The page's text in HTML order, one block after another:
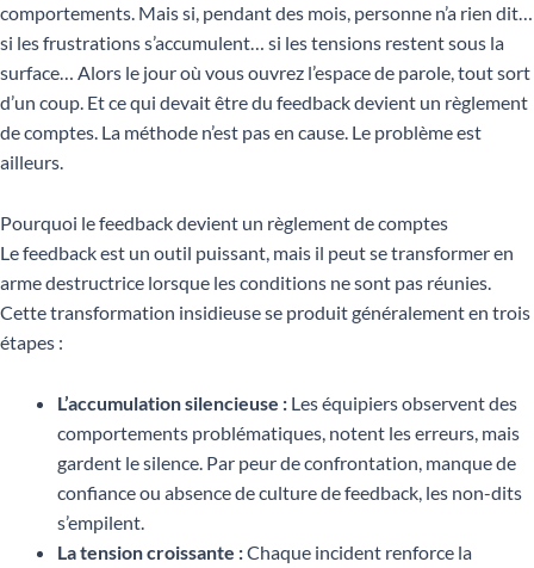
comportements. Mais si, pendant des mois, personne n’a rien dit…
si les frustrations s’accumulent… si les tensions restent sous la
surface… Alors le jour où vous ouvrez l’espace de parole, tout sort
d’un coup. Et ce qui devait être du feedback devient un règlement
de comptes. La méthode n’est pas en cause. Le problème est
ailleurs.
Pourquoi le feedback devient un règlement de comptes
Le feedback est un outil puissant, mais il peut se transformer en
arme destructrice lorsque les conditions ne sont pas réunies.
Cette transformation insidieuse se produit généralement en trois
étapes :
L’accumulation silencieuse : Les équipiers observent des
comportements problématiques, notent les erreurs, mais
gardent le silence. Par peur de confrontation, manque de
confiance ou absence de culture de feedback, les non-dits
s’empilent.
La tension croissante :Chaque incident renforce la